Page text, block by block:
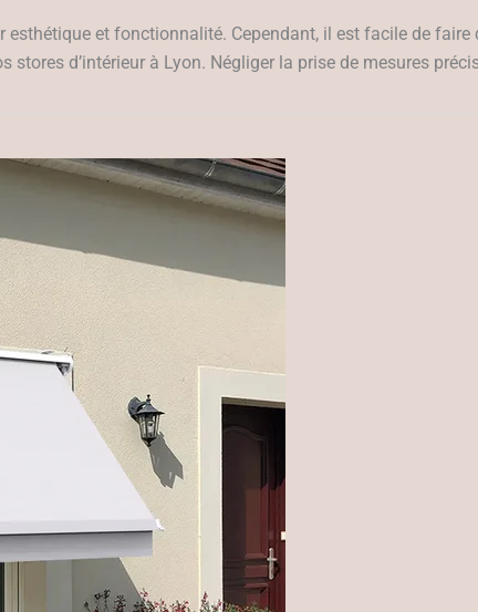
esthétique et fonctionnalité. Cependant, il est facile de
d’intérieur à Lyon. Négliger la prise de mesures